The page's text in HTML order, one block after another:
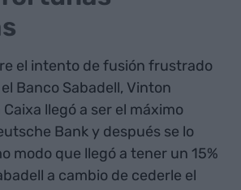
el intento de fusión frustrado
Banco Sabadell, Vinton
llegó a ser el máximo
Bank y después se lo
modo que llegó a tener un 15%
a cambio de cederle el